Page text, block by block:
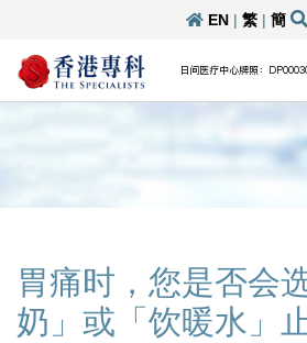
EN| 繁| 簡
日间医疗中心牌照：
胃痛时，您是否会
奶」或「饮暖水」